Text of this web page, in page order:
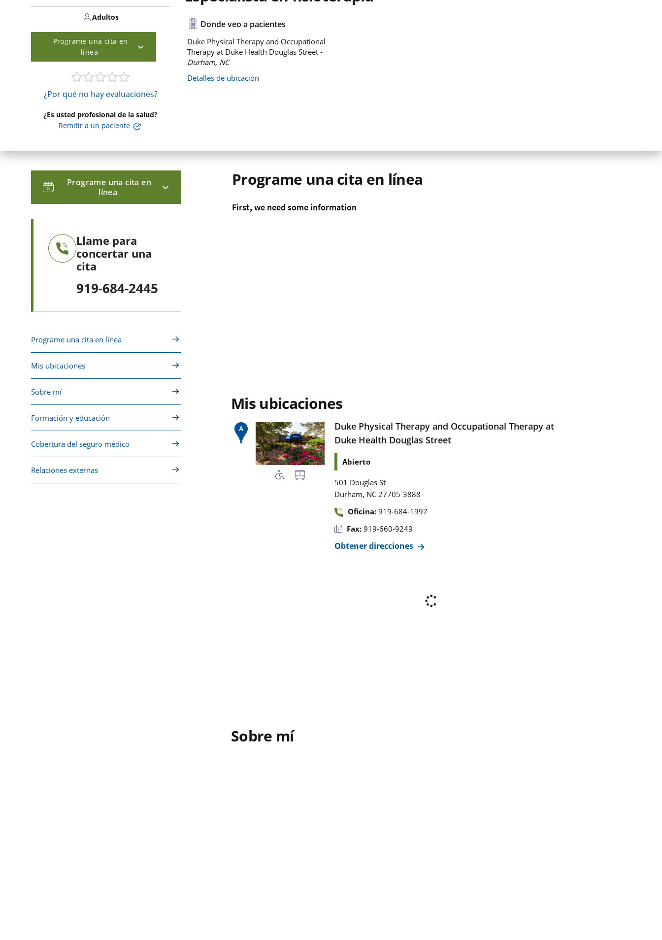
Adultos
Programe una cita en
línea
¿Por qué no hay evaluaciones?
¿Es usted profesional de la salud?
Remitir a un paciente
Donde veo a pacientes
Duke Physical Therapy and Occupational
Therapy at Duke Health Douglas Street -
Durham, NC
Detalles de ubicación
Programe una cita en
línea
Llame para
concertar una
cita
919-684-2445
Programe una cita en línea
Mis ubicaciones
Sobre mí
Formación y educación
Cobertura del seguro médico
Relaciones externas
Programe una cita en línea
Mis ubicaciones
Duke Physical Therapy and Occupational Therapy at
Duke Health Douglas Street
Abierto
501 Douglas St
Durham, NC 27705-3888
Oficina: 919-684-1997
Fax: 919-660-9249
Obtener direcciones
Sobre mí